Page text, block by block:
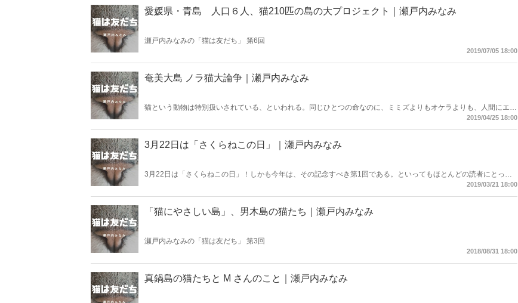
愛媛県・青島 人口６人、猫210匹の島の大プロジェクト｜瀬戸内みなみ
瀬戸内みなみの「猫は友だち」 第6回
2019/07/05 18:00
奄美大島 ノラ猫大論争｜瀬戸内みなみ
猫という動物は特別扱いされている、といわれる。同じひとつの命なのに、ミミズよりもオケラよりも、人間にエコ
ヒイキされているというのだ。なぜだろう。 姿かたちがカワイイから。何千年も（一説には1万年も）前から人間の
2019/04/25 18:00
3月22日は「さくらねこの日」｜瀬戸内みなみ
3月22日は「さくらねこの日」！しかも今年は、その記念すべき第1回である。といってもほとんどの読者にとって
はなんのことやら？？に違いない。ただこれだけは覚えてほしい。というか、覚えやすいので聞いてほしい。
2019/03/21 18:00
「猫にやさしい島」、男木島の猫たち｜瀬戸内みなみ
瀬戸内みなみの「猫は友だち」 第3回
2018/08/31 18:00
真鍋島の猫たちと M さんのこと｜瀬戸内みなみ